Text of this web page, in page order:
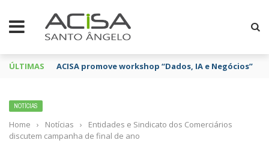
ÚLTIMAS ACISA promove workshop “Dados, IA e Negócios”
NOTÍCIAS
Home › Notícias ›
Entidades e Sindicato dos Comerciários
discutem campanha de final de ano